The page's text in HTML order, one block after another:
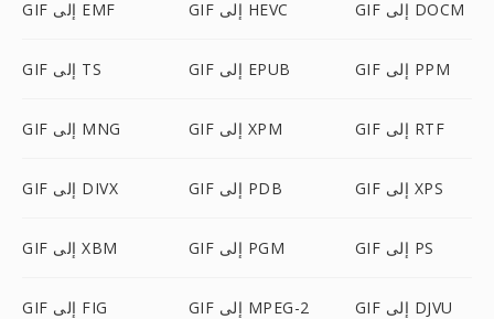
GIF إلى EMF GIF إلى HEVC GIF إلى DOCM
GIF إلى TS GIF إلى EPUB GIF إلى PPM
GIF إلى MNG GIF إلى XPM GIF إلى RTF
GIF إلى DIVX GIF إلى PDB GIF إلى XPS
GIF إلى XBM GIF إلى PGM GIF إلى PS
GIF إلى FIG GIF إلى MPEG-2 GIF إلى DJVU